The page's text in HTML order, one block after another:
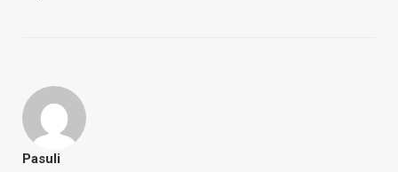
Pasuli